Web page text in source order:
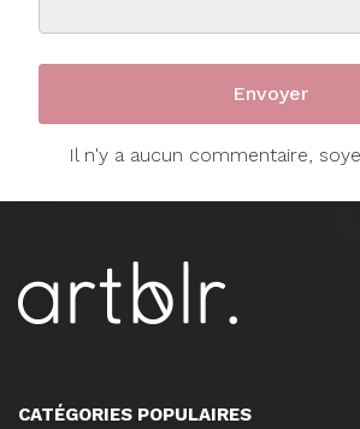
Il n'y a aucun commentaire,
CATÉGORIES POPULAIRES